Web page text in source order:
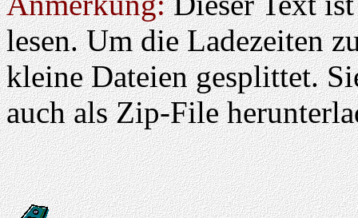
lesen. Um die Ladezeiten
kleine Dateien gesplittet.
auch als Zip-File